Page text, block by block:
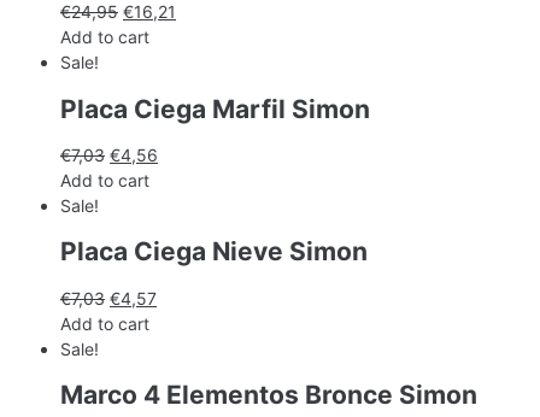
€24,95 €16,21
Add to cart
Sale!
Placa Ciega Marfil Simon
€7,03 €4,56
Add to cart
Sale!
Placa Ciega Nieve Simon
€7,03 €4,57
Add to cart
Sale!
Marco 4 Elementos Bronce Simon